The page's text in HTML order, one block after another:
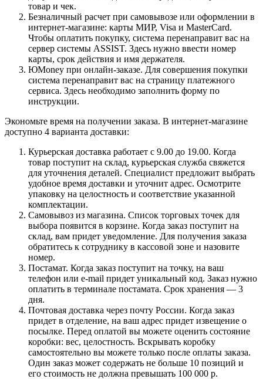
товар и чек.
Безналичный расчет при самовывозе или оформлении в
интернет-магазине: карты МИР, Visa и MasterCard.
Чтобы оплатить покупку, система перенаправит вас на
сервер системы ASSIST. Здесь нужно ввести номер
карты, срок действия и имя держателя.
ЮMoney при онлайн-заказе. Для совершения покупки
система перенаправит вас на страницу платежного
сервиса. Здесь необходимо заполнить форму по
инструкции.
Экономьте время на получении заказа. В интернет-магазине
доступно 4 варианта доставки:
Курьерская доставка работает с 9.00 до 19.00. Когда
товар поступит на склад, курьерская служба свяжется
для уточнения деталей. Специалист предложит выбрать
удобное время доставки и уточнит адрес. Осмотрите
упаковку на целостность и соответствие указанной
комплектации.
Самовывоз из магазина. Список торговых точек для
выбора появится в корзине. Когда заказ поступит на
склад, вам придет уведомление. Для получения заказа
обратитесь к сотруднику в кассовой зоне и назовите
номер.
Постамат. Когда заказ поступит на точку, на ваш
телефон или e-mail придет уникальный код. Заказ нужно
оплатить в терминале постамата. Срок хранения — 3
дня.
Почтовая доставка через почту России. Когда заказ
придет в отделение, на ваш адрес придет извещение о
посылке. Перед оплатой вы можете оценить состояние
коробки: вес, целостность. Вскрывать коробку
самостоятельно вы можете только после оплаты заказа.
Один заказ может содержать не больше 10 позиций и
его стоимость не должна превышать 100 000 р.